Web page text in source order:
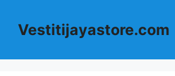
Vestitijayastore.com